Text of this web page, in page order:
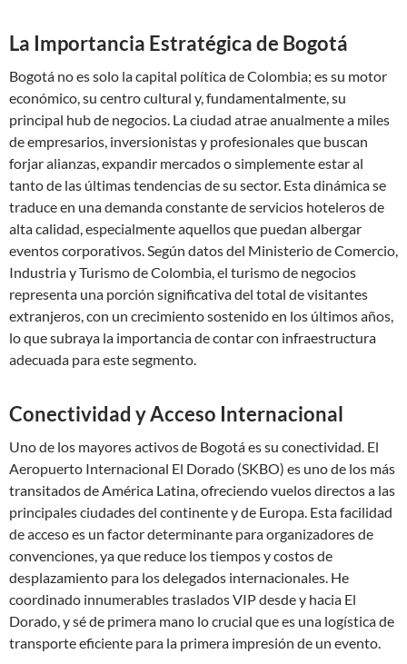
La Importancia Estratégica de Bogotá
Bogotá no es solo la capital política de Colombia; es su motor
económico, su centro cultural y, fundamentalmente, su
principal hub de negocios. La ciudad atrae anualmente a miles
de empresarios, inversionistas y profesionales que buscan
forjar alianzas, expandir mercados o simplemente estar al
tanto de las últimas tendencias de su sector. Esta dinámica se
traduce en una demanda constante de servicios hoteleros de
alta calidad, especialmente aquellos que puedan albergar
eventos corporativos. Según datos del Ministerio de Comercio,
Industria y Turismo de Colombia, el turismo de negocios
representa una porción significativa del total de visitantes
extranjeros, con un crecimiento sostenido en los últimos años,
lo que subraya la importancia de contar con infraestructura
adecuada para este segmento.
Conectividad y Acceso Internacional
Uno de los mayores activos de Bogotá es su conectividad. El
Aeropuerto Internacional El Dorado (SKBO) es uno de los más
transitados de América Latina, ofreciendo vuelos directos a las
principales ciudades del continente y de Europa. Esta facilidad
de acceso es un factor determinante para organizadores de
convenciones, ya que reduce los tiempos y costos de
desplazamiento para los delegados internacionales. He
coordinado innumerables traslados VIP desde y hacia El
Dorado, y sé de primera mano lo crucial que es una logística de
transporte eficiente para la primera impresión de un evento.